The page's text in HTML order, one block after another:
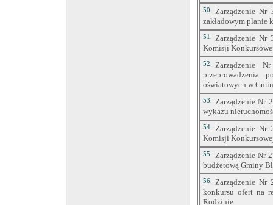
50.
Zarządzenie
zakładowym planie
51.
Zarządzenie Nr
Komisji
52.
Zarządzenie
przeprowadzenia
oświatowych w
53.
Zarządzenie Nr
wykazu
54.
Zarządzenie Nr
Komisji
55.
Zarządzenie Nr
budżetową Gminy
56.
Zarządzenie Nr
konkursu ofert na
Rodzinie